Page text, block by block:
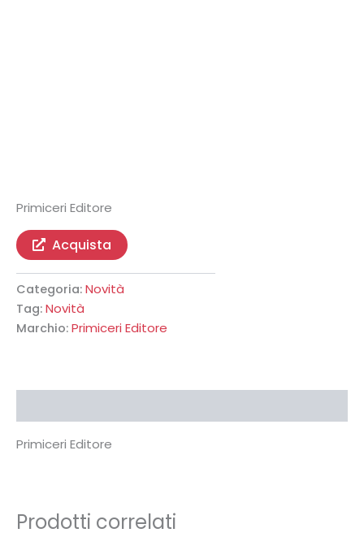
Primiceri Editore
Acquista
Categoria: Novità
Tag: Novità
Marchio: Primiceri Editore
Primiceri Editore
Prodotti correlati